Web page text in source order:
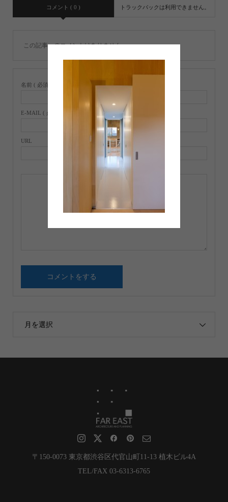
コメント ( 0 ) トラックバックは利用できません。
この記事へのコメントはありません。
名前 ( 必須 )
E-MAIL ( 必須 ) ※ 公開されません
URL
月を選択
〒150-0073 東京都渋谷区代官山町11-13 植木ビル4A
TEL/FAX 03-6313-6765